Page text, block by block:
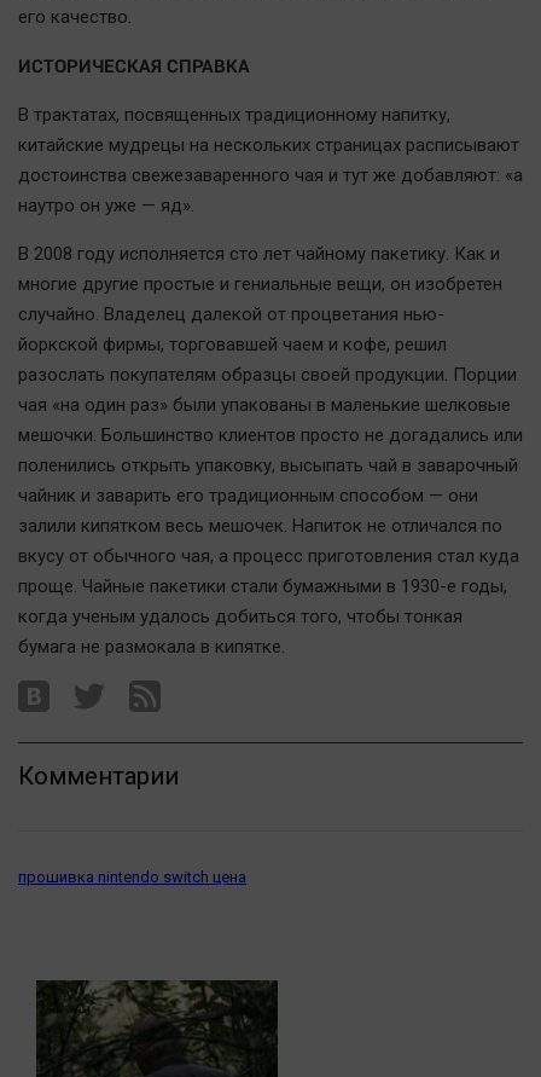
его качество.
ИСТОРИЧЕСКАЯ СПРАВКА
В трактатах, посвященных традиционному напитку,
китайские мудрецы на нескольких страницах расписывают
достоинства свежезаваренного чая и тут же добавляют: «а
наутро он уже — яд».
В 2008 году исполняется сто лет чайному пакетику. Как и
многие другие простые и гениальные вещи, он изобретен
случайно. Владелец далекой от процветания нью-
йоркской фирмы, торговавшей чаем и кофе, решил
разослать покупателям образцы своей продукции. Порции
чая «на один раз» были упакованы в маленькие шелковые
мешочки. Большинство клиентов просто не догадались или
поленились открыть упаковку, высыпать чай в заварочный
чайник и заварить его традиционным способом — они
залили кипятком весь мешочек. Напиток не отличался по
вкусу от обычного чая, а процесс приготовления стал куда
проще. Чайные пакетики стали бумажными в 1930-е годы,
когда ученым удалось добиться того, чтобы тонкая
бумага не размокала в кипятке.
Комментарии
прошивка nintendo switch цена